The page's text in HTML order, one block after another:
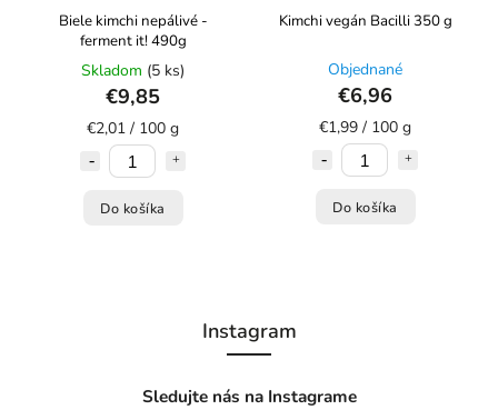
Biele kimchi nepálivé -
ferment it! 490g
Skladom (5 ks)
€9,85
€2,01 / 100 g
Do košíka
Kimchi vegán Bacilli 350 g
Objednané
€6,96
€1,99 / 100 g
Do košíka
Instagram
Sledujte nás na Instagrame